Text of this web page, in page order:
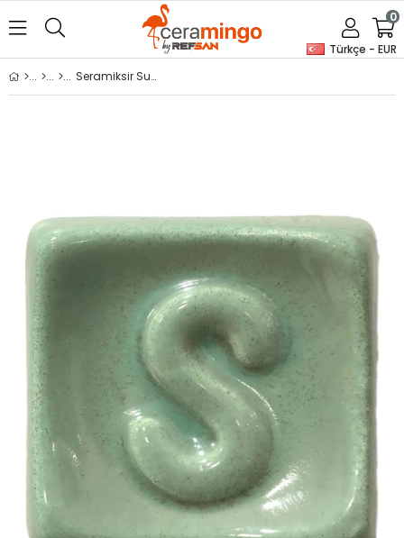
Türkçe - EUR
0
Seramiksir Su Yeşili S 1054